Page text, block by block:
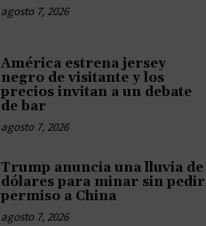
agosto 7, 2026
América estrena jersey
negro de visitante y los
precios invitan a un debate
de bar
agosto 7, 2026
Trump anuncia una lluvia de
dólares para minar sin pedir
permiso a China
agosto 7, 2026